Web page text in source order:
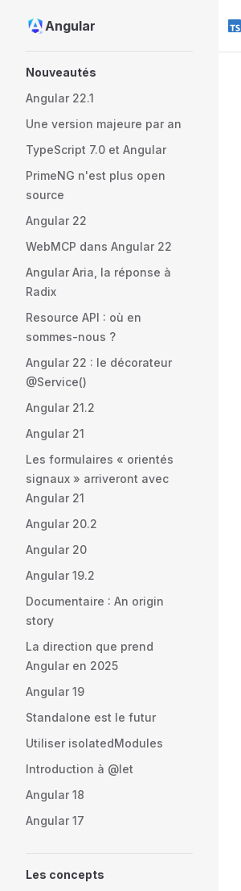
Skip to content
Angular
Nouveautés
Angular 22.1
Une version majeure par an
TypeScript 7.0 et Angular
PrimeNG n'est plus open
source
Angular 22
WebMCP dans Angular 22
Angular Aria, la réponse à
Radix
Resource API : où en
sommes-nous ?
Angular 22 : le décorateur
@Service()
Angular 21.2
Angular 21
Les formulaires « orientés
signaux » arriveront avec
Angular 21
Angular 20.2
Angular 20
Angular 19.2
Documentaire : An origin
story
La direction que prend
Angular en 2025
Angular 19
Standalone est le futur
Utiliser isolatedModules
Introduction à @let
Angular 18
Angular 17
Les concepts